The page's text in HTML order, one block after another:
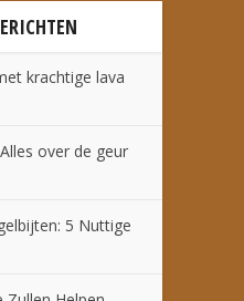
krachtige lava
over de geur
5 Nuttige